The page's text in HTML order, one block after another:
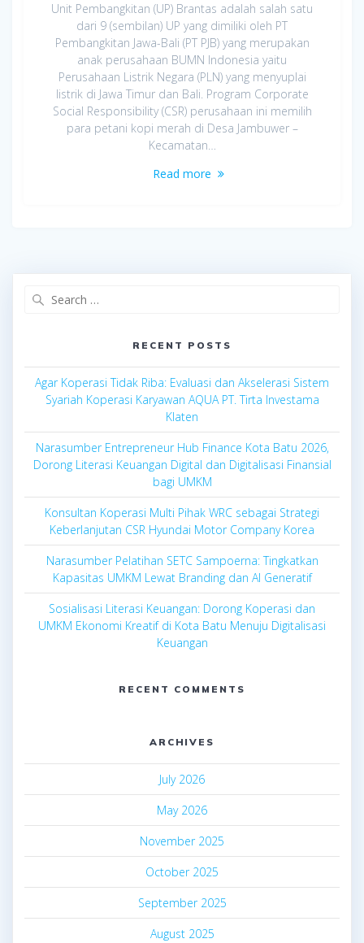
Unit Pembangkitan (UP) Brantas adalah salah satu
dari 9 (sembilan) UP yang dimiliki oleh PT
Pembangkitan Jawa-Bali (PT PJB) yang merupakan
anak perusahaan BUMN Indonesia yaitu
Perusahaan Listrik Negara (PLN) yang menyuplai
listrik di Jawa Timur dan Bali. Program Corporate
Social Responsibility (CSR) perusahaan ini memilih
para petani kopi merah di Desa Jambuwer –
Kecamatan…
Read more
RECENT POSTS
Agar Koperasi Tidak Riba: Evaluasi dan Akselerasi Sistem
Syariah Koperasi Karyawan AQUA PT. Tirta Investama
Klaten
Narasumber Entrepreneur Hub Finance Kota Batu 2026,
Dorong Literasi Keuangan Digital dan Digitalisasi Finansial
bagi UMKM
Konsultan Koperasi Multi Pihak WRC sebagai Strategi
Keberlanjutan CSR Hyundai Motor Company Korea
Narasumber Pelatihan SETC Sampoerna: Tingkatkan
Kapasitas UMKM Lewat Branding dan AI Generatif
Sosialisasi Literasi Keuangan: Dorong Koperasi dan
UMKM Ekonomi Kreatif di Kota Batu Menuju Digitalisasi
Keuangan
RECENT COMMENTS
ARCHIVES
July 2026
May 2026
November 2025
October 2025
September 2025
August 2025